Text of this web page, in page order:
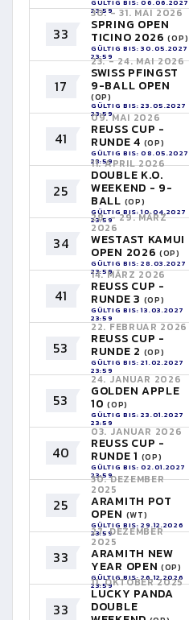
GÜLTIG BIS: 06.06.2027
23:59
33
30. - 31. MAI 2026
SPRING OPEN
TICINO 2026(OP)
GÜLTIG BIS: 30.05.2027
23:59
17
23. - 24. MAI 2026
SWISS PFINGST
9-BALL OPEN
(OP)
GÜLTIG BIS: 23.05.2027
23:59
41
09. MAI 2026
REUSS CUP -
RUNDE 4 (OP)
GÜLTIG BIS: 08.05.2027
23:59
25
11. APRIL 2026
DOUBLE K.O.
WEEKEND - 9-
BALL (OP)
GÜLTIG BIS: 10.04.2027
23:59
34
28. - 29. MÄRZ
2026
WESTAST KAMUI
OPEN 2026 (OP)
GÜLTIG BIS: 28.03.2027
23:59
41
14. MÄRZ 2026
REUSS CUP -
RUNDE 3 (OP)
GÜLTIG BIS: 13.03.2027
23:59
53
22. FEBRUAR 2026
REUSS CUP -
RUNDE 2 (OP)
GÜLTIG BIS: 21.02.2027
23:59
53
24. JANUAR 2026
GOLDEN APPLE
10(OP)
GÜLTIG BIS: 23.01.2027
23:59
40
03. JANUAR 2026
REUSS CUP -
RUNDE 1 (OP)
GÜLTIG BIS: 02.01.2027
23:59
25
30. DEZEMBER
2025
ARAMITH POT
OPEN (WT)
GÜLTIG BIS: 29.12.2026
23:59
33
27. DEZEMBER
2025
ARAMITH NEW
YEAR OPEN (OP)
GÜLTIG BIS: 26.12.2026
23:59
33
11. OKTOBER 2025
LUCKY PANDA
DOUBLE